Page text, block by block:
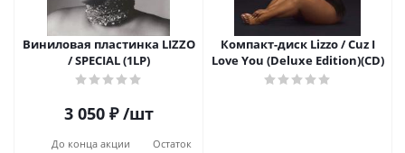
Виниловая пластинка LIZZO
/ SPECIAL (1LP)
3 050₽ /шт
До конца акции Остаток
Компакт-диск Lizzo / Cuz I
Love You (Deluxe Edition)(CD)